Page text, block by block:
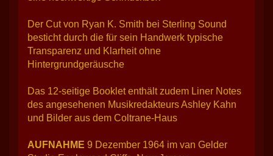
Der Cut von Ryan K. Smith bei Sterling Sound
besticht durch die für sein Handwerk typische
Transparenz und Klarheit ohne
Hintergrundgeräusche
Das 12-seitige Booklet enthält zudem Liner Notes
des angesehenen Musikredakteurs Ashley Kahn
und Bilder aus dem Coltrane-Haus
AUFNAHME 9 Dezember 1964 im van Gelder